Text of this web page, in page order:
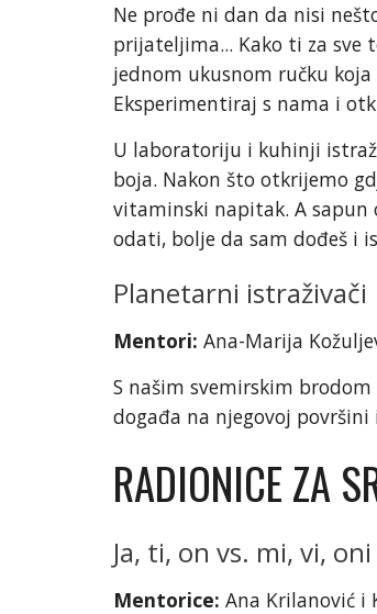
Ne prođe ni dan da nisi
prijateljima... Kako ti za sve
jednom ukusnom ručku
Eksperimentiraj s nama i
U laboratoriju i kuhinji
boja. Nakon što otkrijemo
vitaminski napitak. A sapun
odati, bolje da sam dođeš i
Planetarni istraživači
Mentori: Ana-Marija
S našim svemirskim
događa na njegovoj
RADIONICE ZA
Ja, ti, on vs. mi, vi, oni
Mentorice: Ana Krilanović i